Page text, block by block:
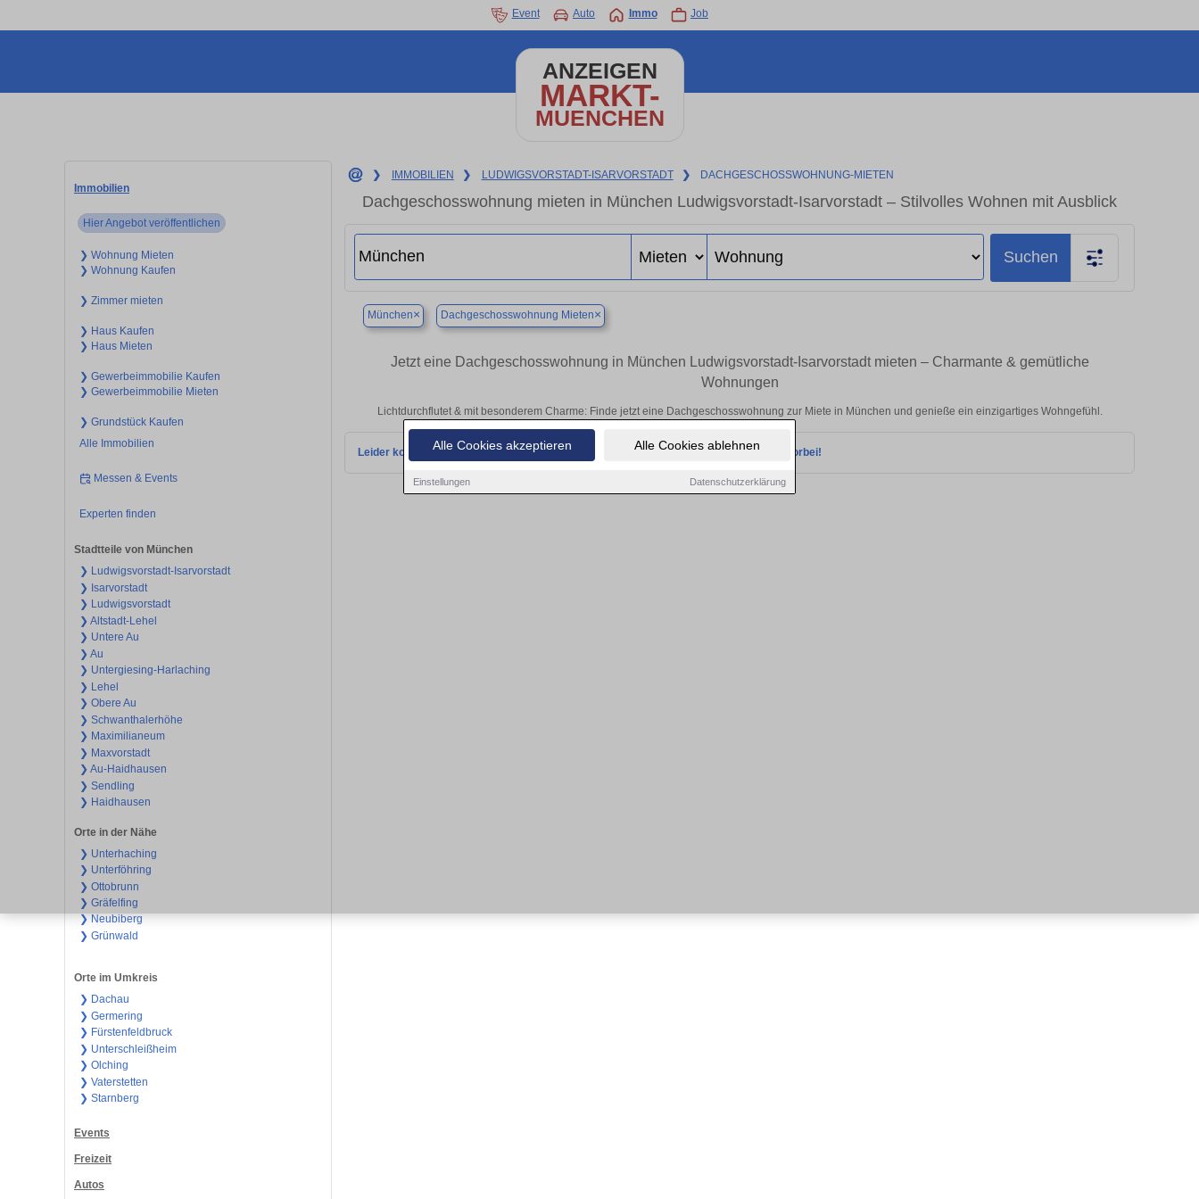
Alle Cookies akzeptieren Alle Cookies ablehnen
Einstellungen Datenschutzerklärung
Event Auto Immo Job
ANZEIGEN
MARKT-
MUENCHEN
Immobilien
Hier Angebot veröffentlichen
❯ Wohnung Mieten
❯ Wohnung Kaufen
❯ Zimmer mieten
❯ Haus Kaufen
❯ Haus Mieten
❯ Gewerbeimmobilie Kaufen
❯ Gewerbeimmobilie Mieten
❯ Grundstück Kaufen
Alle Immobilien
Messen & Events
Experten finden
Stadtteile von München
❯ Ludwigsvorstadt-Isarvorstadt
❯ Isarvorstadt
❯ Ludwigsvorstadt
❯ Altstadt-Lehel
❯ Untere Au
❯ Au
❯ Untergiesing-Harlaching
❯ Lehel
❯ Obere Au
❯ Schwanthalerhöhe
❯ Maximilianeum
❯ Maxvorstadt
❯ Au-Haidhausen
❯ Sendling
❯ Haidhausen
Orte in der Nähe
❯ Unterhaching
❯ Unterföhring
❯ Ottobrunn
❯ Gräfelfing
❯ Neubiberg
❯ Grünwald
Orte im Umkreis
❯ Dachau
❯ Germering
❯ Fürstenfeldbruck
❯ Unterschleißheim
❯ Olching
❯ Vaterstetten
❯ Starnberg
Events
Freizeit
Autos
❯ IMMOBILIEN ❯ LUDWIGSVORSTADT-ISARVORSTADT ❯ DACHGESCHOSSWOHNUNG-MIETEN
Dachgeschosswohnung mieten in München Ludwigsvorstadt-Isarvorstadt – Stilvolles Wohnen mit Ausblick
Suchen
München× Dachgeschosswohnung Mieten×
Jetzt eine Dachgeschosswohnung in München Ludwigsvorstadt-Isarvorstadt mieten – Charmante & gemütliche
Wohnungen
Lichtdurchflutet & mit besonderem Charme: Finde jetzt eine Dachgeschosswohnung zur Miete in München und genieße ein einzigartiges Wohngefühl.
Leider konnten wir derzeit keine passenden Objekte finden. Schauen Sie bald wieder vorbei!